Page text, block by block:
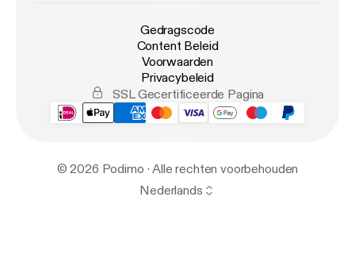
Gedragscode
Content Beleid
Voorwaarden
Privacybeleid
SSL Gecertificeerde Pagina
© 2026 Podimo · Alle rechten voorbehouden
Nederlands